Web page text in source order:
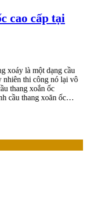
cao cấp tại
xoáy là một dạng cầu
nhiên thi công nó lại vô
thang xoắn ốc
cầu thang xoăn ốc…